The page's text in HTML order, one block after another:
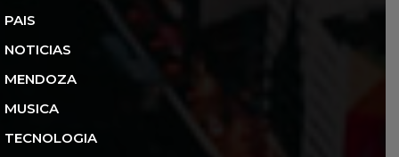
PAIS
NOTICIAS
MENDOZA
MUSICA
TECNOLOGIA